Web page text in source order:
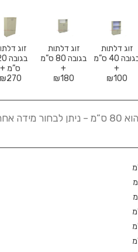
זוג דלתות
בגובה 40 ס”מ
+
₪100
זוג דלתות
בגובה 80 ס”מ
+
₪180
זוג
ס”מ +
₪270
רוחב הכוננית הוא 80 ס”מ – ניתן לבחור